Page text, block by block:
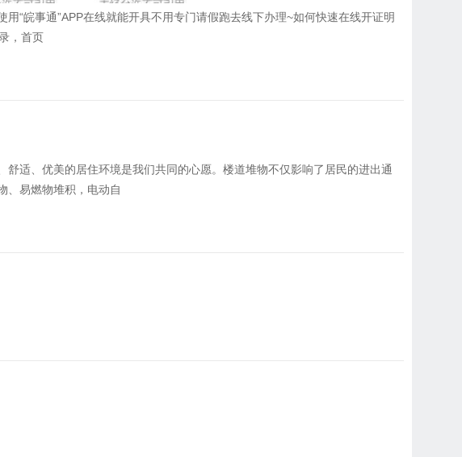
“皖事通”APP在线就能开具不用专门请假跑去线下办理~如何快速在线开证明
，首页
适、优美的居住环境是我们共同的心愿。楼道堆物不仅影响了居民的进出通
、易燃物堆积，电动自